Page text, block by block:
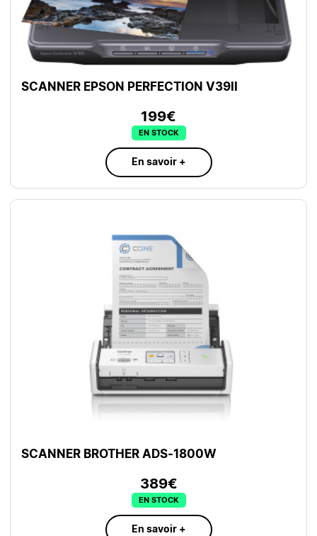
SCANNER EPSON PERFECTION V39II
199€
EN STOCK
En savoir +
SCANNER BROTHER ADS-1800W
389€
EN STOCK
En savoir +